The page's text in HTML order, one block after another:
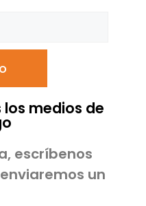
medios de
escríbenos
un